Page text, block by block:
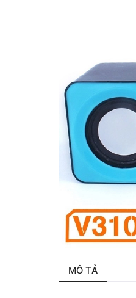
MÔ TẢ